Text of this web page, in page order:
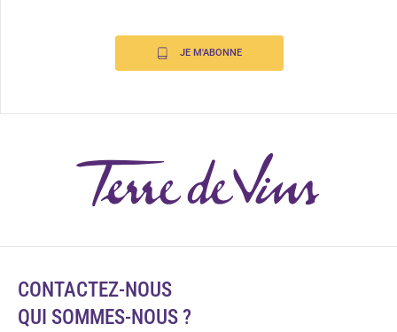
JE M'ABONNE
CONTACTEZ-NOUS
QUI SOMMES-NOUS ?